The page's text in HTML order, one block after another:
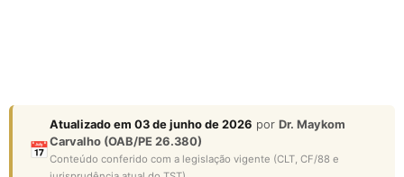
📅
Atualizado em 03 de junho de 2026 por Dr. Maykom
Carvalho (OAB/PE 26.380)
Conteúdo conferido com a legislação vigente (CLT, CF/88 e